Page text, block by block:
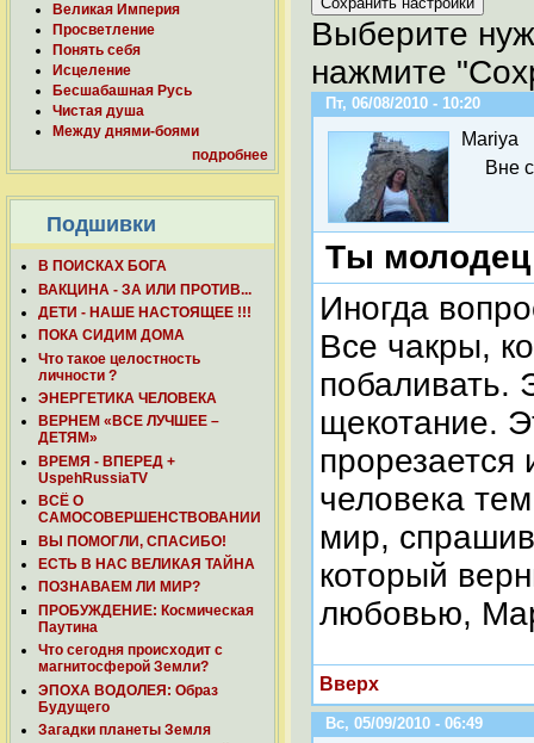
Великая Империя
Просветление
Понять себя
Исцеление
Бесшабашная Русь
Чистая душа
Между днями-боями
подробнее
Подшивки
В ПОИСКАХ БОГА
ВАКЦИНА - ЗА ИЛИ ПРОТИВ...
ДЕТИ - НАШЕ НАСТОЯЩЕЕ !!!
ПОКА СИДИМ ДОМА
Что такое целостность
личности ?
ЭНЕРГЕТИКА ЧЕЛОВЕКА
ВЕРНЕМ «ВСЕ ЛУЧШЕЕ –
ДЕТЯМ»
ВРЕМЯ - ВПЕРЕД +
UspehRussiaTV
ВСЁ О
САМОСОВЕРШЕНСТВОВАНИИ
ВЫ ПОМОГЛИ, СПАСИБО!
ЕСТЬ В НАС ВЕЛИКАЯ ТАЙНА
ПОЗНАВАЕМ ЛИ МИР?
ПРОБУЖДЕНИЕ: Космическая
Паутина
Что сегодня происходит с
магнитосферой Земли?
ЭПОХА ВОДОЛЕЯ: Образ
Будущего
Загадки планеты Земля
Выберите
нажмите
Пт, 06/08/2010 - 10:20
Mariya
Вне
Ты
Иногда
Все чакры,
побаливать.
щекотание.
прорезается
человека
мир,
который
любовью,
Вверх
Вс, 05/09/2010 - 06:49